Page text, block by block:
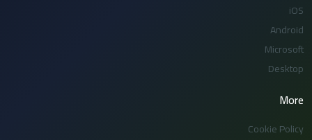
iOS
Android
Microsoft
Desktop
More
Cookie Policy